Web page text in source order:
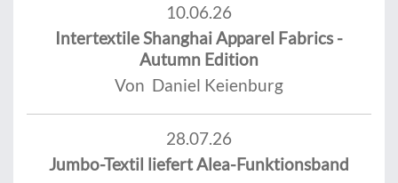
10.06.26
Intertextile Shanghai Apparel Fabrics -
Autumn Edition
Von Daniel Keienburg
28.07.26
Jumbo-Textil liefert Alea-Funktionsband